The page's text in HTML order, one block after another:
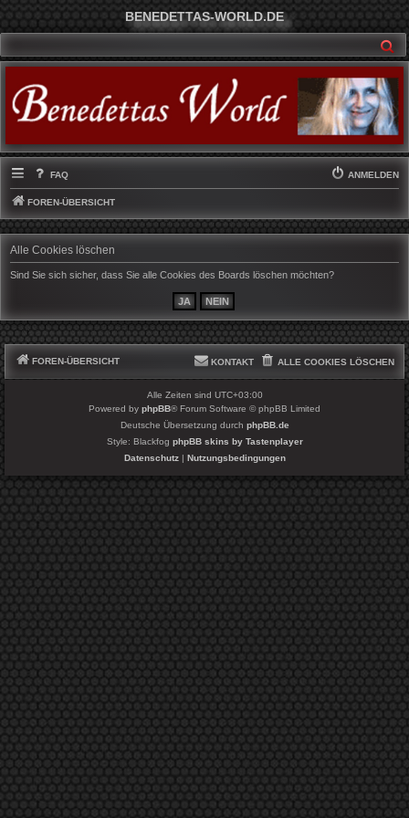
BENEDETTAS-WORLD.DE
FAQ ANMELDEN
FOREN-ÜBERSICHT
Alle Cookies löschen
Sind Sie sich sicher, dass Sie alle Cookies des Boards löschen möchten?
FOREN-ÜBERSICHT ALLE COOKIES LÖSCHEN
KONTAKT
Alle Zeiten sind UTC+03:00
Powered by phpBB® Forum Software © phpBB Limited
Deutsche Übersetzung durch phpBB.de
Style: Blackfog phpBB skins by Tastenplayer
Datenschutz| Nutzungsbedingungen